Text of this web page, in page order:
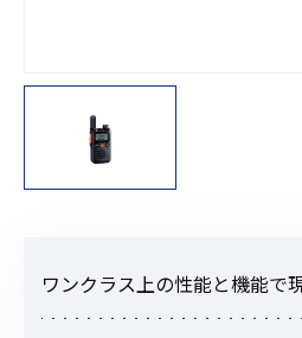
ワンクラス上の性能と機能で